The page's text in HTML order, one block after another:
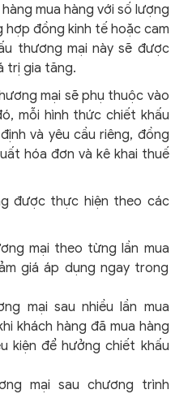
mua hàng với số lượng
đồng kinh tế hoặc cam
thương mại này sẽ được
trị gia tăng.
mại sẽ phụ thuộc vào
mỗi hình thức chiết khấu
và yêu cầu riêng, đồng
hóa đơn và kê khai thuế
được thực hiện theo các
mại theo từng lần mua
giá áp dụng ngay trong
mại sau nhiều lần mua
khách hàng đã mua hàng
kiện để hưởng chiết khấu
mại sau chương trình